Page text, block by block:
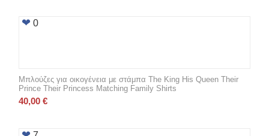
0
Μπλούζες για οικογένεια με στάμπα The King His Queen Their
Prince Their Princess Matching Family Shirts
40,00 €